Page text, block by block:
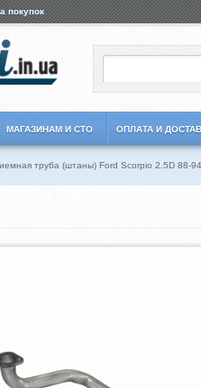
покупок
МАГАЗИНАМ И СТО ОПЛАТА И
труба (штаны) Ford Scorpio 2.5D 88-94